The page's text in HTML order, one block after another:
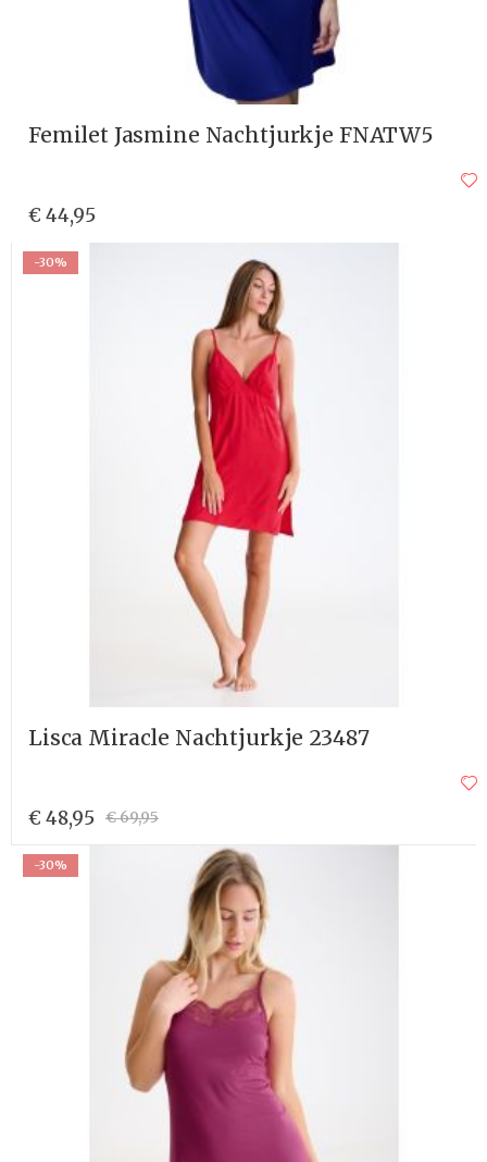
Femilet Jasmine Nachtjurkje FNATW5
€ 44,95
-30%
Lisca Miracle Nachtjurkje 23487
€ 48,95 € 69,95
-30%